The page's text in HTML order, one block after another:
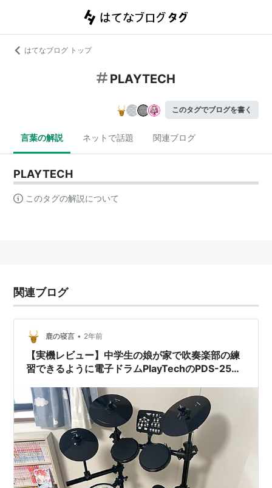
はてなブログ トップ
PLAYTECH
このタグでブログを書く
言葉の解説 ネットで話題 関連ブログ
PLAYTECH
このタグの解説について
関連ブログ
鹿の寝言 • 2年前
【実機レビュー】中学生の娘が家で吹奏楽部の練
習できるように電子ドラムPlayTechのPDS-250Ⅱ
スペースで使えておすすめ♪